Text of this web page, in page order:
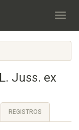
Juss. ex
REGISTROS